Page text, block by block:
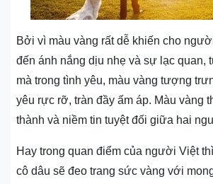
Bởi vì màu vàng rất dễ khiến cho
đến ánh nắng dịu nhẹ và sự lạc quan,
mà trong tình yêu, màu vàng tượng
yêu rực rỡ, tràn đầy ấm áp. Màu vàng
thành và niềm tin tuyệt đối giữa hai
Hay trong quan điểm của người Việt
cô dâu sẽ đeo trang sức vàng với